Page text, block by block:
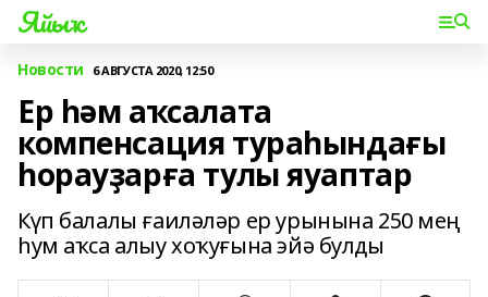
Яйыҡ
Новости 6 АВГУСТА 2020, 12:50
Ер һәм аҡсалата
компенсация тураһындағы
һорауҙарға тулы яуаптар
Күп балалы ғаиләләр ер урынына 250 мең
һум аҡса алыу хоҡуғына эйә булды